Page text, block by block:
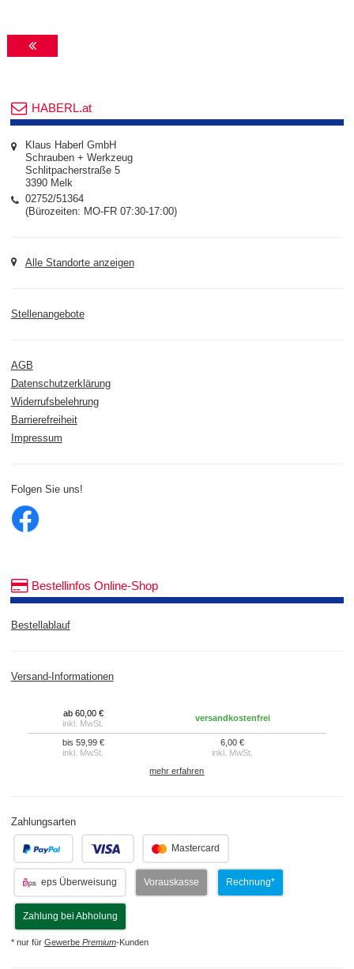
HABERL.at
Klaus Haberl GmbH
Schrauben + Werkzeug
Schlitpacherstraße 5
3390 Melk
02752/51364
(Bürozeiten: MO-FR 07:30-17:00)
Alle Standorte anzeigen
Stellenangebote
AGB
Datenschutzerklärung
Widerrufsbelehrung
Barrierefreiheit
Impressum
Folgen Sie uns!
Bestellinfos Online-Shop
Bestellablauf
Versand-Informationen
ab 60,00 €
inkl. MwSt.
versandkostenfrei
bis 59,99 €
inkl. MwSt.
6,00 €
inkl. MwSt.
mehr erfahren
Zahlungsarten
Mastercard
eps Überweisung Vorauskasse Rechnung*
Zahlung bei Abholung
* nur für Gewerbe Premium-Kunden